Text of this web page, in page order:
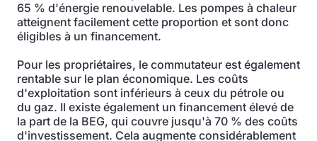
65 % d'énergie renouvelable. Les pompes à chaleur
atteignent facilement cette proportion et sont donc
éligibles à un financement.
Pour les propriétaires, le commutateur est également
rentable sur le plan économique. Les coûts
d'exploitation sont inférieurs à ceux du pétrole ou
du gaz. Il existe également un financement élevé de
la part de la BEG, qui couvre jusqu'à 70 % des coûts
d'investissement. Cela augmente considérablement